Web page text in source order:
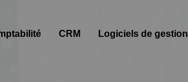
CRM Logiciels de gestion